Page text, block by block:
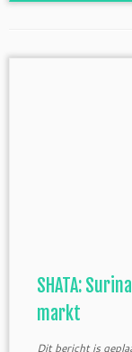
SHATA:
markt
Dit bericht is